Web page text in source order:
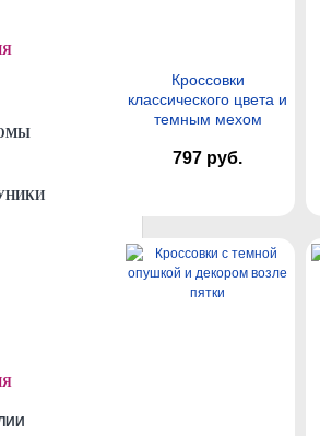
Кроссовки
классического цвета и
темным мехом
797 руб.